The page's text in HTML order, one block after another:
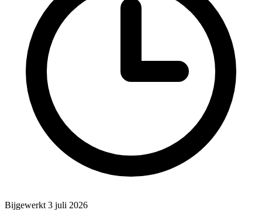
Bijgewerkt 3 juli 2026